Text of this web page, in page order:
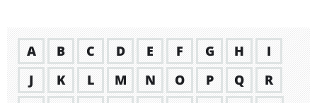
A B C D E F G H
I
J
K L M N O P Q
R